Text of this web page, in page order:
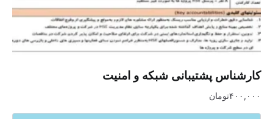
کارشناس پشتیبانی شبکه و امنیت
۴۰۰,۰۰۰تومان